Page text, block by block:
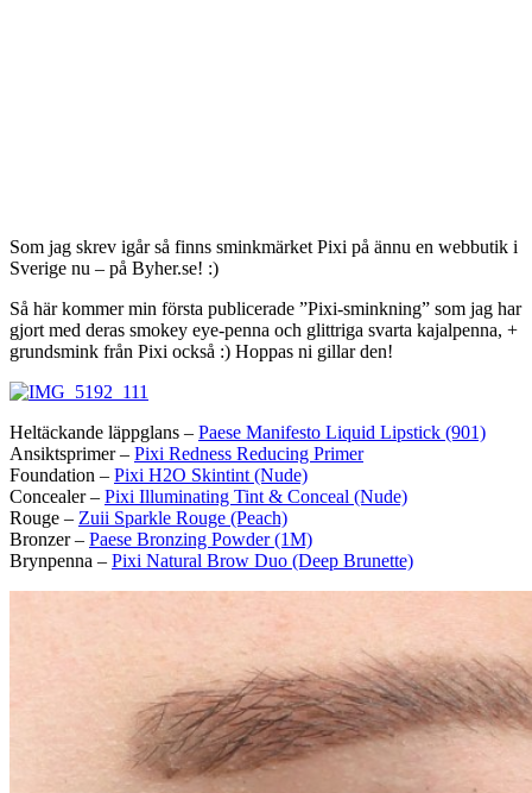
Som jag skrev igår så finns sminkmärket Pixi på ännu en webbutik i
Sverige nu – på Byher.se! :)
Så här kommer min första publicerade ”Pixi-sminkning” som jag har
gjort med deras smokey eye-penna och glittriga svarta kajalpenna, +
grundsmink från Pixi också :) Hoppas ni gillar den!
Heltäckande läppglans – Paese Manifesto Liquid Lipstick (901)
Ansiktsprimer – Pixi Redness Reducing Primer
Foundation – Pixi H2O Skintint (Nude)
Concealer – Pixi Illuminating Tint & Conceal (Nude)
Rouge – Zuii Sparkle Rouge (Peach)
Bronzer – Paese Bronzing Powder (1M)
Brynpenna – Pixi Natural Brow Duo (Deep Brunette)